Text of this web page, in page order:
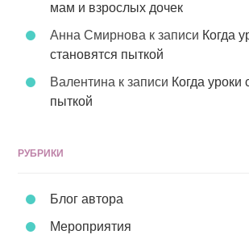
мам и взрослых дочек
Анна Смирнова к записи Когда
становятся пыткой
Валентина к записи Когда уроки
пыткой
РУБРИКИ
Блог автора
Мероприятия